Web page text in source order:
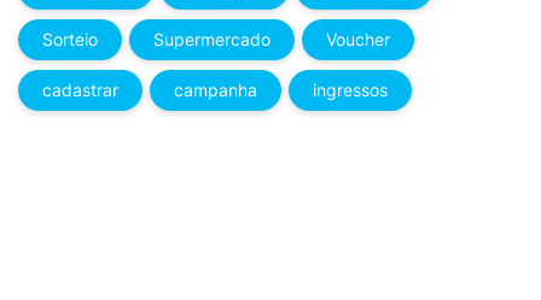
Sorteio Supermercado Voucher
cadastrar campanha ingressos